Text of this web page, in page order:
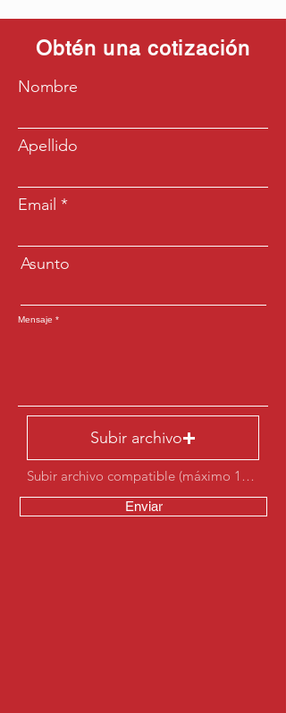
Obtén una cotización
Nombre
Apellido
Email
Asunto
Mensaje
Subir archivo
Subir archivo compatible (máximo 15 MB)
Enviar